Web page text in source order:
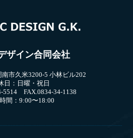
ザイン合同会社
市久米3200-5 小林ビル202
日：日曜・祝日
5514 FAX.0834-34-1138
間：9:00〜18:00